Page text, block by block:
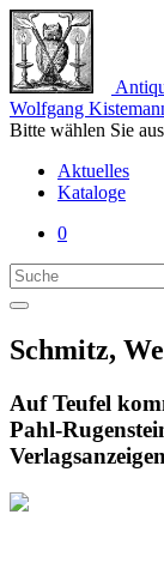
Wolfgang
Bitte wählen Sie
Aktuelles
Kataloge
0
Schmitz,
Auf Teufel
Pahl-